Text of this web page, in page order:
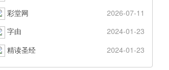
彩堂网
2026-07-11
字由
2024-01-23
精读圣经
2024-01-23